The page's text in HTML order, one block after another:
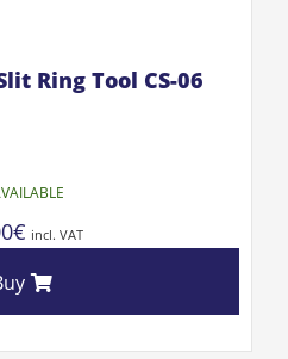
Ring Tool CS-06
€ incl. VAT